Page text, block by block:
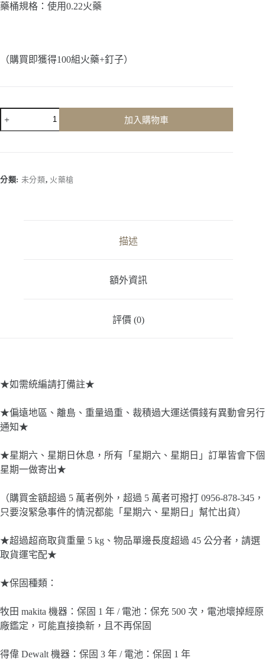
藥桶規格：使用0.22火藥
（購買即獲得100組火藥+釘子）
天
加入購物車
分類: 未分類, 火藥槍
描述
額外資訊
評價 (0)
★如需統編請打備註★
★偏遠地區、離島、重量過重、裁積過大運送價錢有異動會另行
通知★
★星期六、星期日休息，所有「星期六、星期日」訂單皆會下個
星期一做寄出★
（購買金額超過 5 萬者例外，超過 5 萬者可撥打 0956-878-345，
只要沒緊急事件的情況都能「星期六、星期日」幫忙出貨）
★超過超商取貨重量 5 kg、物品單邊長度超過 45 公分者，請選
取貨運宅配★
★保固種類：
牧田 makita 機器：保固 1 年 / 電池：保充 500 次，電池壞掉經原
廠鑑定，可能直接換新，且不再保固
得偉 Dewalt 機器：保固 3 年 / 電池：保固 1 年